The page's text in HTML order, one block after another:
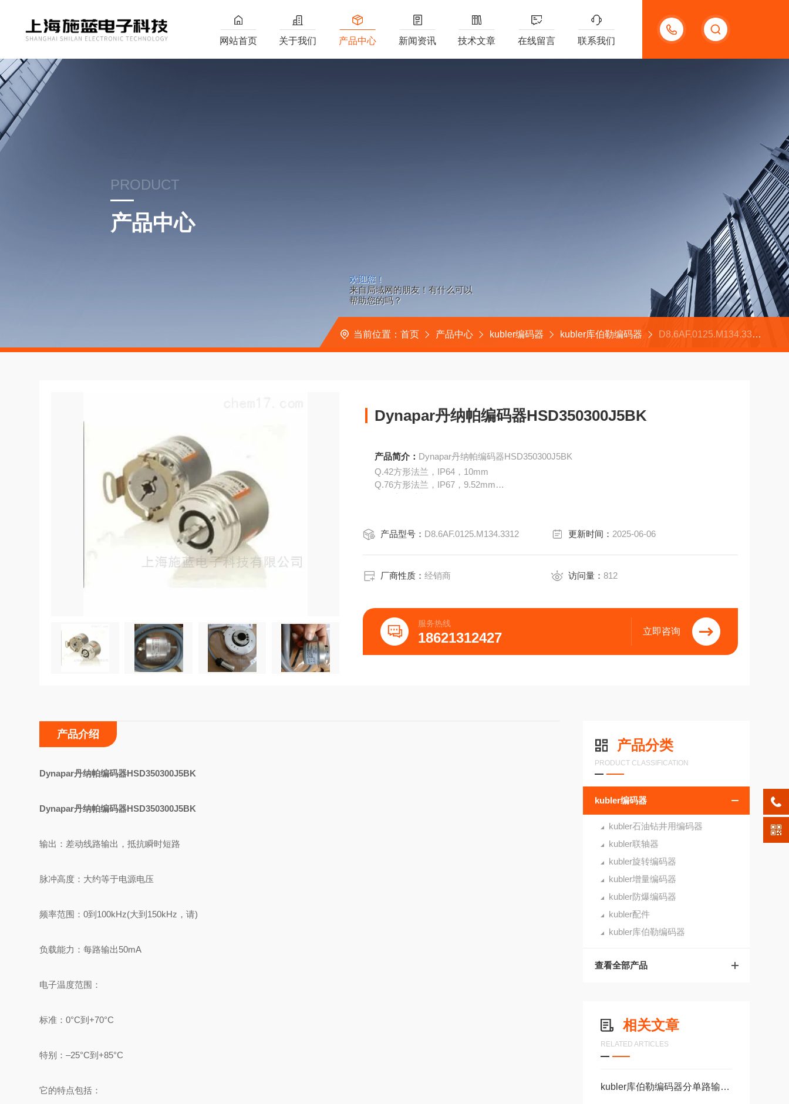
欢迎您！
来自局域网的朋友！有什么可以
帮助您的吗？
18621312427
网站首页 关于我们 产品中心 新闻资讯 技术文章 在线留言 联系我们
PRODUCT
产品中心
当前位置： 首页 产品中心 kubler编码器 kubler库伯勒编码器 D8.6AF.0125.M134.3312Dynapar丹纳帕编码器HSD350300J5BK
Dynapar丹纳帕编码器HSD350300J5BK
产品简介： Dynapar丹纳帕编码器HSD350300J5BK
Q.42方形法兰，IP64，10mm
Q.76方形法兰，IP67，9.52mm
TRS422+传感
产品型号： D8.6AF.0125.M134.3312 更新时间： 2025-06-06
厂商性质：经销商 访问量： 812
服务热线
18621312427 立即咨询
产品分类
PRODUCT CLASSIFICATION
kubler编码器
kubler石油钻井用编码器
kubler联轴器
kubler旋转编码器
kubler增量编码器
kubler防爆编码器
kubler配件
kubler库伯勒编码器
查看全部产品
相关文章
RELATED ARTICLES
kubler库伯勒编码器分单路输出和双路输出
产品介绍
Dynapar丹纳帕编码器HSD350300J5BK
Dynapar丹纳帕编码器HSD350300J5BK
输出：差动线路输出，抵抗瞬时短路
脉冲高度：大约等于电源电压
频率范围：0到100kHz(大到150kHz，请)
负载能力：每路输出50mA
电子温度范围：
标准：0°C到+70°C
特别：–25°C到+85°C
它的特点包括：